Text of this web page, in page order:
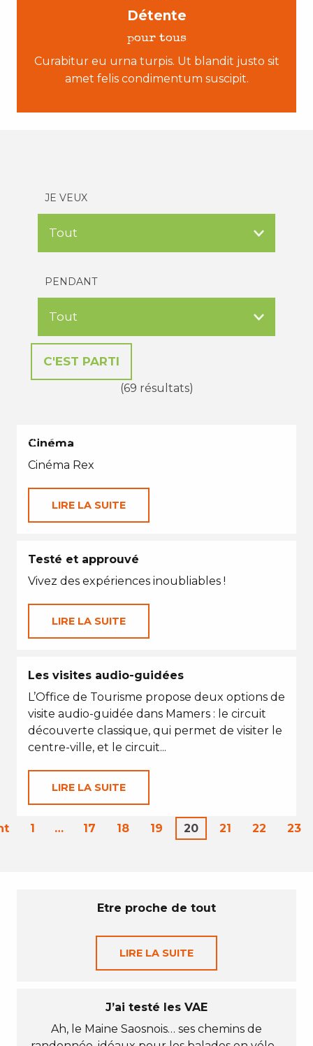
Détente
pour tous
Curabitur eu urna turpis. Ut blandit justo sit
amet felis condimentum suscipit.
JE VEUX
PENDANT
(69 résultats)
EN TOUTES SAISONS
Cinéma
Cinéma Rex
LIRE LA SUITE
Testé et approuvé
Vivez des expériences inoubliables !
LIRE LA SUITE
Les visites audio-guidées
L’Office de Tourisme propose deux options de
visite audio-guidée dans Mamers : le circuit
découverte classique, qui permet de visiter le
centre-ville, et le circuit...
LIRE LA SUITE
1 … 17 18 19 20 21 22 23
Etre proche de tout
LIRE LA SUITE
J’ai testé les VAE
Ah, le Maine Saosnois… ses chemins de